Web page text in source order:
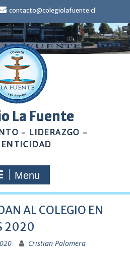
contacto@colegiolafuente.cl
La Fuente
– LIDERAZGO –
Menu
AL COLEGIO EN
2020
Cristian Palomera